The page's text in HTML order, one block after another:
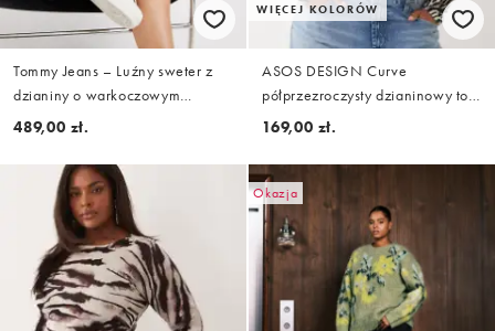
Tommy Jeans – Luźny sweter z
dzianiny o warkoczowym
splocie, w czerwone paski
489,00 zł.
WIĘCEJ KOLORÓW
ASOS DESIGN Curve
półprzezroczysty dzianinowy top
z marszczeniem po boku we
169,00 zł.
Okazja